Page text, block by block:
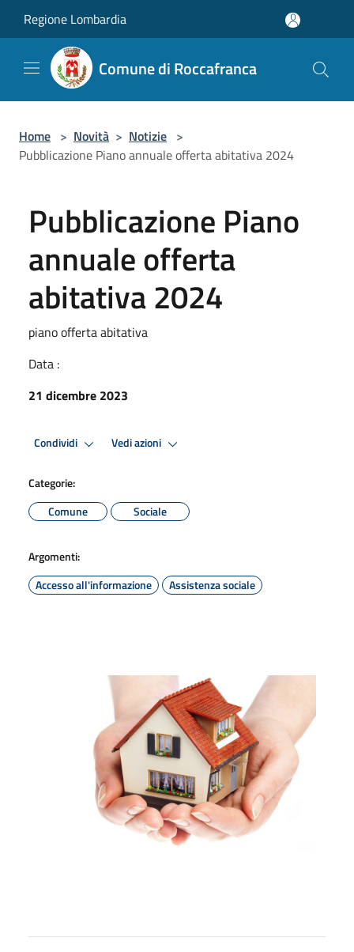
Regione Lombardia
Comune di Roccafranca
Home > Novità > Notizie >
Pubblicazione Piano annuale offerta abitativa 2024
Pubblicazione Piano
annuale offerta
abitativa 2024
piano offerta abitativa
Data :
21 dicembre 2023
Condividi Vedi azioni
Categorie:
Comune
Sociale
Argomenti:
Accesso all'informazione
Assistenza sociale